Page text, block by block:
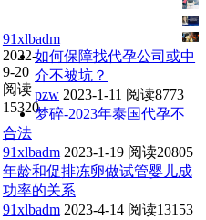
91xlbadm
2022-
9-20
阅读
15320
如何保障找代孕公司或中
介不被坑？
pzw 2023-1-11 阅读8773
梦碎-2023年泰国代孕不
合法
91xlbadm 2023-1-19 阅读20805
年龄和促排冻卵做试管婴儿成
功率的关系
91xlbadm 2023-4-14 阅读13153